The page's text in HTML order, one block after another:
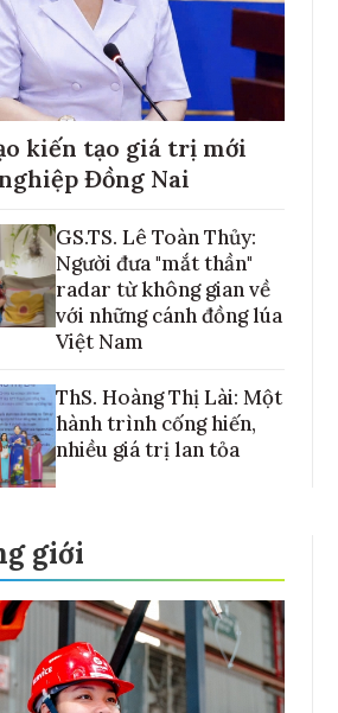
kiến tạo giá trị mới
Đồng Nai
GS.TS. Lê Toàn Thủy:
Người đưa "mắt thần"
radar từ không gian về
với những cánh đồng lúa
Việt Nam
ThS. Hoàng Thị Lài: Một
hành trình cống hiến,
nhiều giá trị lan tỏa
giới